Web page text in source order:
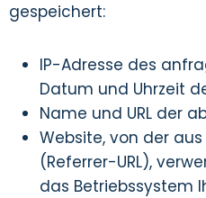
gespeichert:
IP-Adresse des
Datum und Uhrzeit
Name und URL der
Website, von der
(Referrer-URL),
das Betriebssystem